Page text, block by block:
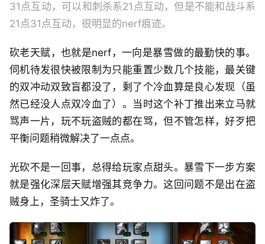
31点互动，可以和刺杀系21点互动，但是不能和战斗系
21点31点互动，很明显的nerf痕迹。
砍老天赋，也就是nerf，一向是暴雪做的最勤快的事。
伺机待发很快被限制为只能重置少数几个技能，最关键
的双冲动双致盲都没了，剩了个冷血算是良心发现（虽
然已经没人点双冷血了）。当时这个补丁推出来立马就
骂声一片，玩不玩盗贼的都在骂，但不管怎样，好歹把
平衡问题稍微解决了一点点。
光砍不是一回事，总得给玩家点甜头。暴雪下一步方案
就是强化深层天赋增强其竞争力。这回问题不是出在盗
贼身上，圣骑士又炸了。